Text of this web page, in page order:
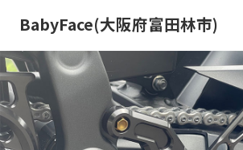
BabyFace(大阪府富田林市)